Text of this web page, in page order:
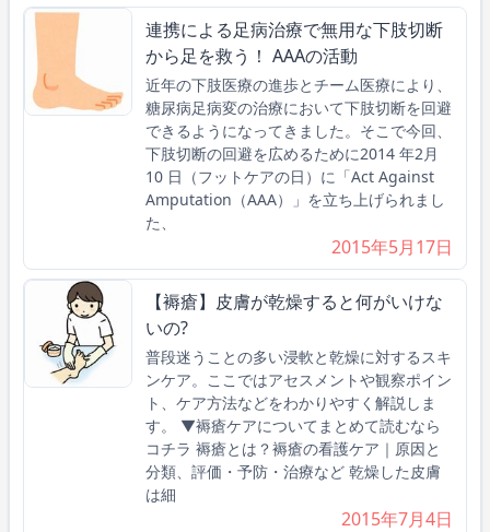
連携による⾜病治療で無用な下肢切断
から足を救う！ AAAの活動
近年の下肢医療の進歩とチーム医療により、
糖尿病足病変の治療において下肢切断を回避
できるようになってきました。そこで今回、
下肢切断の回避を広めるために2014 年2月
10 日（フットケアの日）に「Act Against
Amputation（AAA）」を立ち上げられまし
た、
2015年5月17日
【褥瘡】皮膚が乾燥すると何がいけな
いの?
普段迷うことの多い浸軟と乾燥に対するスキ
ンケア。ここではアセスメントや観察ポイン
ト、ケア方法などをわかりやすく解説しま
す。 ▼褥瘡ケアについてまとめて読むなら
コチラ 褥瘡とは？褥瘡の看護ケア｜原因と
分類、評価・予防・治療など 乾燥した皮膚
は細
2015年7月4日